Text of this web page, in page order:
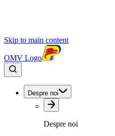
Skip to main content
OMV Logo
Despre noi
Despre noi